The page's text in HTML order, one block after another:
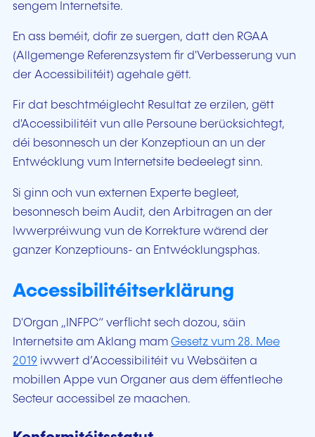
sengem Internetsite.
En ass beméit, dofir ze suergen, datt den RGAA
(Allgemenge Referenzsystem fir d'Verbesserung vun
der Accessibilitéit) agehale gëtt.
Fir dat beschtméiglecht Resultat ze erzilen, gëtt
d'Accessibilitéit vun alle Persoune berücksichtegt,
déi besonnesch un der Konzeptioun an un der
Entwécklung vum Internetsite bedeelegt sinn.
Si ginn och vun externen Experte begleet,
besonnesch beim Audit, den Arbitragen an der
Iwwerpréiwung vun de Korrekture wärend der
ganzer Konzeptiouns- an Entwécklungsphas.
Accessibilitéitserklärung
D'Organ „INFPC“ verflicht sech dozou, säin
Internetsite am Aklang mam Gesetz vum 28. Mee
2019 iwwert d’Accessibilitéit vu Websäiten a
mobillen Appe vun Organer aus dem ëffentleche
Secteur accessibel ze maachen.